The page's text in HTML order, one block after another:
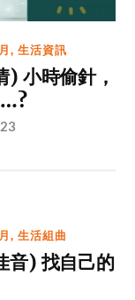
,生活資訊
) 小時偷針，
,生活組曲
音) 找自己的